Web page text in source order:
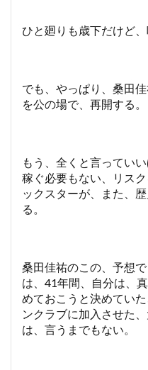
祐
で
最
後
作
6
こ
桑
田
佳
祐
か
ら
ひと廻りも歳下だけど
でも、やっぱり、桑田
を公の場で、再開する。
もう、全くと言ってい
稼ぐ必要もない、リス
ックスターが、また、
る。
桑田佳祐のこの、予想
は、41年間、自分は、
めておこうと決めてい
ンクラブに加入させた
は、言うまでもない。